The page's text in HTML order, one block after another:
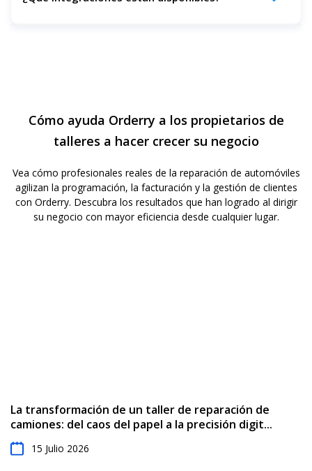
Cómo ayuda Orderry a los propietarios de
talleres a hacer crecer su negocio
Vea cómo profesionales reales de la reparación de automóviles
agilizan la programación, la facturación y la gestión de clientes
con Orderry. Descubra los resultados que han logrado al dirigir
su negocio con mayor eficiencia desde cualquier lugar.
La transformación de un taller de reparación de
camiones: del caos del papel a la precisión digit...
15 Julio 2026